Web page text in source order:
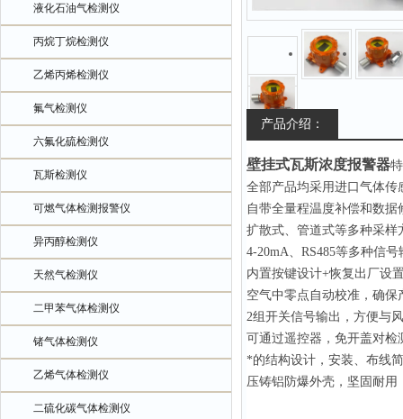
液化石油气检测仪
丙烷丁烷检测仪
乙烯丙烯检测仪
氟气检测仪
六氟化硫检测仪
瓦斯检测仪
可燃气体检测报警仪
异丙醇检测仪
天然气检测仪
二甲苯气体检测仪
锗气体检测仪
乙烯气体检测仪
二硫化碳气体检测仪
产品介绍：
壁挂式瓦斯浓度报警器
全部产品均采用进口气体
自带全量程温度补偿和数
扩散式、管道式等多种采样
4-20mA、RS485等多种信
内置按键设计+恢复出厂设
空气中零点自动校准，确保
2组开关信号输出，方便与
可通过遥控器，免开盖对
*的结构设计，安装、布线
压铸铝防爆外壳，坚固耐用